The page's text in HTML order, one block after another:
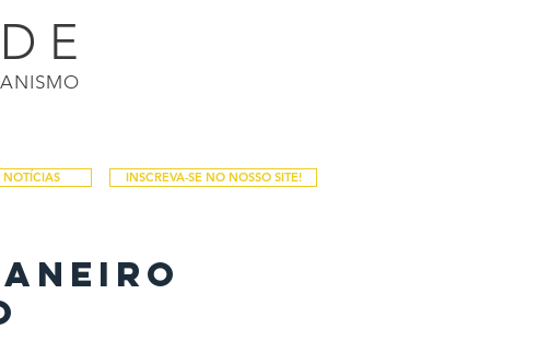
NOTÍCIAS INSCREVA-SE NO NOSSO SITE!